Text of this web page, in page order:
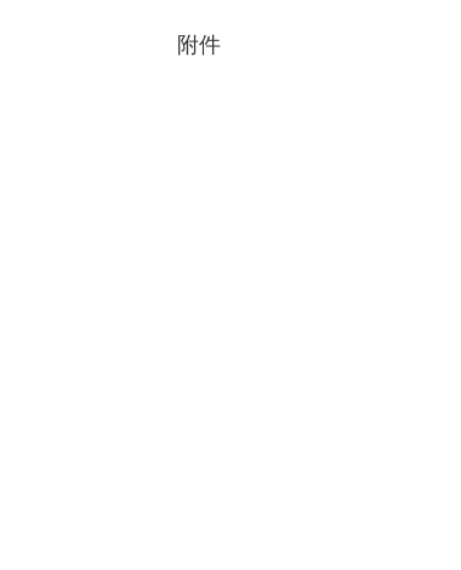
附件